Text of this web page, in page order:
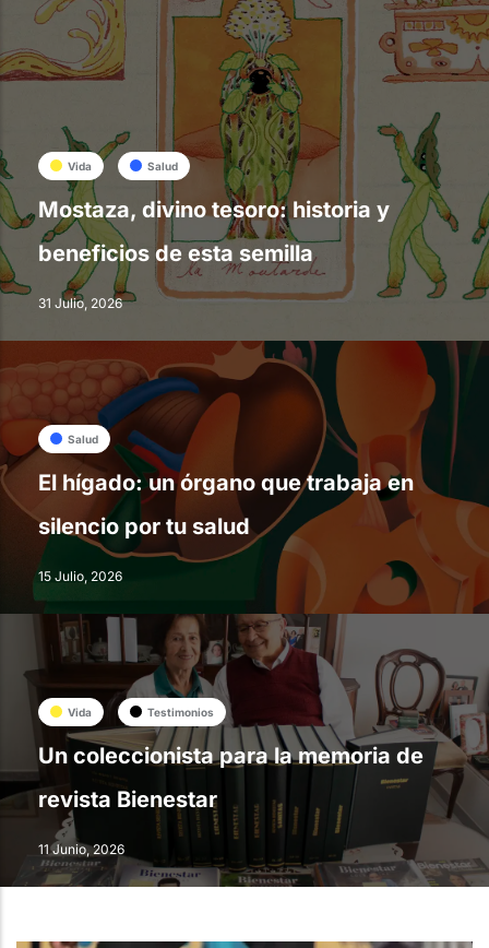
Vida Salud
Mostaza, divino tesoro: historia y
beneficios de esta semilla
31 Julio, 2026
Salud
El hígado: un órgano que trabaja en
silencio por tu salud
15 Julio, 2026
Vida Testimonios
Un coleccionista para la memoria de
revista Bienestar
11 Junio, 2026